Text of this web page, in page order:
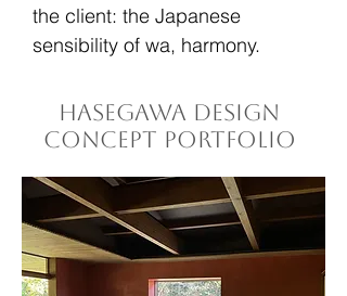
the client: the Japanese
sensibility of wa, harmony.
Hasegawa Design
Concept Portfolio